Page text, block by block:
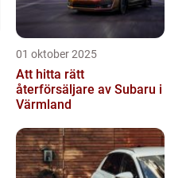
01 oktober 2025
Att hitta rätt
återförsäljare av Subaru i
Värmland